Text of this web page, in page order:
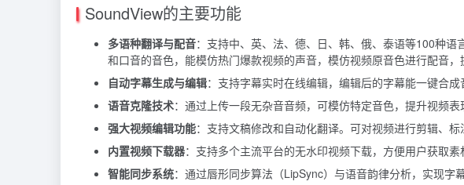
SoundView的主要功能
多语种翻译与配音： 支持中、英、法、德、日、韩、俄、泰语等100种语
和口音的音色，能模仿热门爆款视频的声音，模仿视频原音色进行配音，
自动字幕生成与编辑： 支持字幕实时在线编辑，编辑后的字幕能一键合成
语音克隆技术：通过上传一段无杂音音频，可模仿特定音色，提升视频表
强大视频编辑功能： 支持文稿修改和自动化翻译。 可对视频进行剪辑、标
内置视频下载器：支持多个主流平台的无水印视频下载，方便用户获取素
智能同步系统：通过唇形同步算法（LipSync）与语音韵律分析，实现字